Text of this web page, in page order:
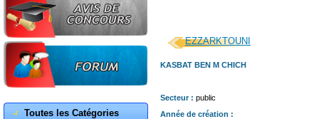
Toutes les Catégories
EZZARKTOUNI
KASBAT BEN M CHICH
Secteur : public
Année de création :